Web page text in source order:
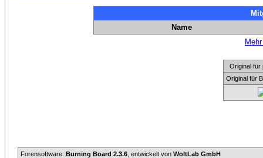
Name
Original für
Original für
Forensoftware: Burning Board 2.3.6 , entwickelt von WoltLab GmbH